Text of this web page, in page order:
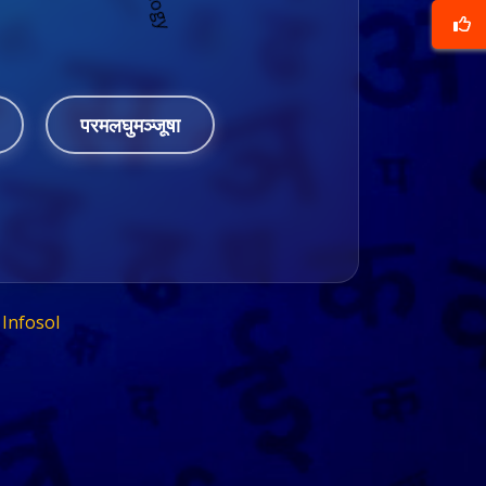
परमलघुमञ्जूषा